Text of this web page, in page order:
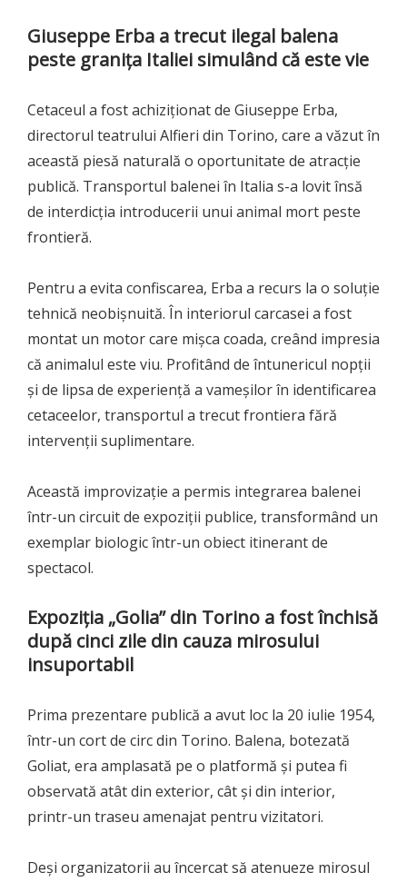
Giuseppe Erba a trecut ilegal balena
peste granița Italiei simulând că este vie
Cetaceul a fost achiziționat de Giuseppe Erba,
directorul teatrului Alfieri din Torino, care a văzut în
această piesă naturală o oportunitate de atracție
publică. Transportul balenei în Italia s-a lovit însă
de interdicția introducerii unui animal mort peste
frontieră.
Pentru a evita confiscarea, Erba a recurs la o soluție
tehnică neobișnuită. În interiorul carcasei a fost
montat un motor care mișca coada, creând impresia
că animalul este viu. Profitând de întunericul nopții
și de lipsa de experiență a vameșilor în identificarea
cetaceelor, transportul a trecut frontiera fără
intervenții suplimentare.
Această improvizație a permis integrarea balenei
într-un circuit de expoziții publice, transformând un
exemplar biologic într-un obiect itinerant de
spectacol.
Expoziția „Golia” din Torino a fost închisă
după cinci zile din cauza mirosului
insuportabil
Prima prezentare publică a avut loc la 20 iulie 1954,
într-un cort de circ din Torino. Balena, botezată
Goliat, era amplasată pe o platformă și putea fi
observată atât din exterior, cât și din interior,
printr-un traseu amenajat pentru vizitatori.
Deși organizatorii au încercat să atenueze mirosul